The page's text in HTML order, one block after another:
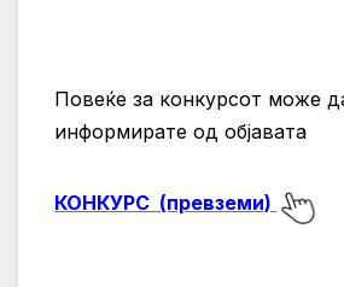
Повеќе за конкурсот може
информирате од објавата
КОНКУРС (превземи)